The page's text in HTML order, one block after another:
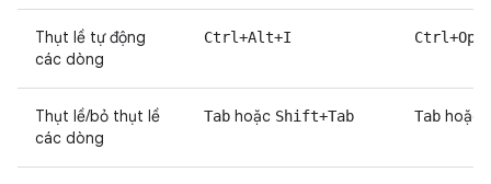
Thụt lề tự động
các dòng
Ctrl+Alt+I
Thụt lề/bỏ thụt lề
các dòng
Tab hoặc Shift+Tab Tab hoặc